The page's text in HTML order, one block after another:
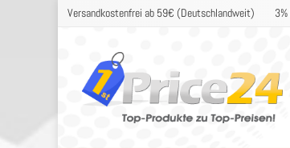
Versandkostenfrei ab 59€ (Deutschlandweit)